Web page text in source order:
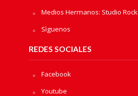
Medios Hermanos: Studio Rock
Sìguenos
REDES SOCIALES
Facebook
Youtube